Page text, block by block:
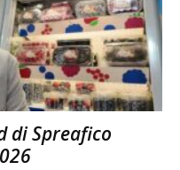
di Spreafico